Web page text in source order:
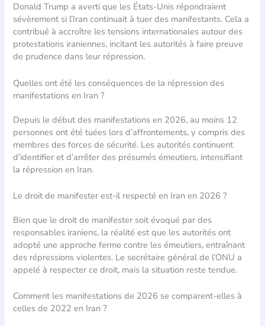
Donald Trump a averti que les États-Unis répondraient
sévèrement si l’Iran continuait à tuer des manifestants. Cela a
contribué à accroître les tensions internationales autour des
protestations iraniennes, incitant les autorités à faire preuve
de prudence dans leur répression.
Quelles ont été les conséquences de la répression des
manifestations en Iran ?
Depuis le début des manifestations en 2026, au moins 12
personnes ont été tuées lors d’affrontements, y compris des
membres des forces de sécurité. Les autorités continuent
d’identifier et d’arrêter des présumés émeutiers, intensifiant
la répression en Iran.
Le droit de manifester est-il respecté en Iran en 2026 ?
Bien que le droit de manifester soit évoqué par des
responsables iraniens, la réalité est que les autorités ont
adopté une approche ferme contre les émeutiers, entraînant
des répressions violentes. Le secrétaire général de l’ONU a
appelé à respecter ce droit, mais la situation reste tendue.
Comment les manifestations de 2026 se comparent-elles à
celles de 2022 en Iran ?